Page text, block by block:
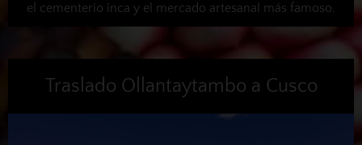
el cementerio inca y el mercado artesanal más famoso.
Traslado Ollantaytambo a Cusco